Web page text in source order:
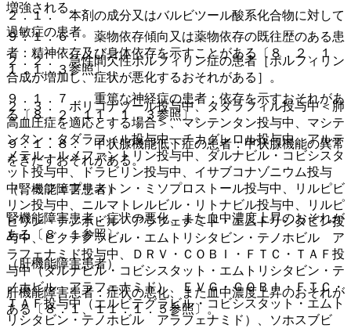
増強される。
９．１．６． 薬物依存傾向又は薬物依存の既往歴のある患
者：精神依存及び身体依存を示すことがある〔８．２、１
１．１．３参照〕。
９．１．７． 重篤な神経症の患者：依存を示すおそれがあ
る〔８．２、１１．１．３参照〕。
９．１．８． 甲状腺機能低下症の患者：甲状腺機能の異常
をきたすおそれがある。
（腎機能障害患者）
腎機能障害患者：症状の悪化、また血中濃度上昇のおそれが
ある〔８．１参照〕。
（肝機能障害患者）
肝機能障害患者：症状の悪化、また血中濃度上昇のおそれが
ある〔８．１、１１．１．５参照〕。
２．１． 本剤の成分又はバルビツール酸系化合物に対して
過敏症の患者。
２．２． 急性間欠性ポルフィリン症の患者［ポルフィリン
合成が増加し、症状が悪化するおそれがある］。
２．３． ボリコナゾール投与中、タダラフィル投与中＜肺
高血圧症を適応とする場合＞、マシテンタン投与中、マシテ
ンタン・タダラフィル投与中、チカグレロル投与中、アルテ
メテル・ルメファントリン投与中、ダルナビル・コビシスタ
ット投与中、ドラビリン投与中、イサブコナゾニウム投与
中、ミフェプリストン・ミソプロストール投与中、リルピビ
リン投与中、ニルマトレルビル・リトナビル投与中、リルピ
ビリン・テノホビル アラフェナミド・エムトリシタビン投
与中、ビクテグラビル・エムトリシタビン・テノホビル ア
ラフェナミド投与中、ＤＲＶ・ＣＯＢＩ・ＦＴＣ・ＴＡＦ投
与中（ダルナビル・コビシスタット・エムトリシタビン・テ
ノホビル アラフェナミド）、ＥＶＧ・ＣＯＢＩ・ＦＴＣ・
ＴＡＦ投与中（エルビテグラビル・コビシスタット・エムト
リシタビン・テノホビル アラフェナミド）、ソホスブビ